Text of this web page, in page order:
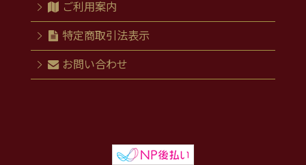
ご利用案内
特定商取引法表示
お問い合わせ